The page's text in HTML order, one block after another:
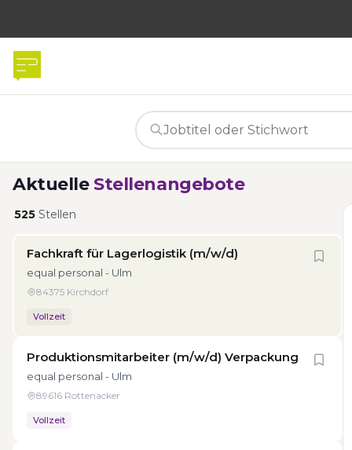
Aktuelle Stellenangebote
525 Stellen
Fachkraft für Lagerlogistik (m/w/d)
equal personal - Ulm
84375 Kirchdorf
Vollzeit
Produktionsmitarbeiter (m/w/d) Verpackung
equal personal - Ulm
89616 Rottenacker
Vollzeit